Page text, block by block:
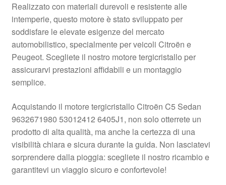
Spedizione in tutto il mondo
Termini e condizioni
Realizzato con materiali durevoli e resistente alle
intemperie, questo motore è stato sviluppato per
soddisfare le elevate esigenze del mercato
automobilistico, specialmente per veicoli Citroën e
Peugeot. Scegliete il nostro motore tergicristallo per
assicurarvi prestazioni affidabili e un montaggio
semplice.
Acquistando il motore tergicristallo Citroën C5 Sedan
9632671980 53012412 6405J1, non solo otterrete un
prodotto di alta qualità, ma anche la certezza di una
visibilità chiara e sicura durante la guida. Non lasciatevi
sorprendere dalla pioggia: scegliete il nostro ricambio e
garantitevi un viaggio sicuro e confortevole!